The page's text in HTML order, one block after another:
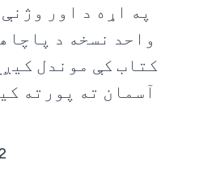
په اړه د اور
واحد نسخه د
کتاب کې موندل
آسمان ته پورته
2